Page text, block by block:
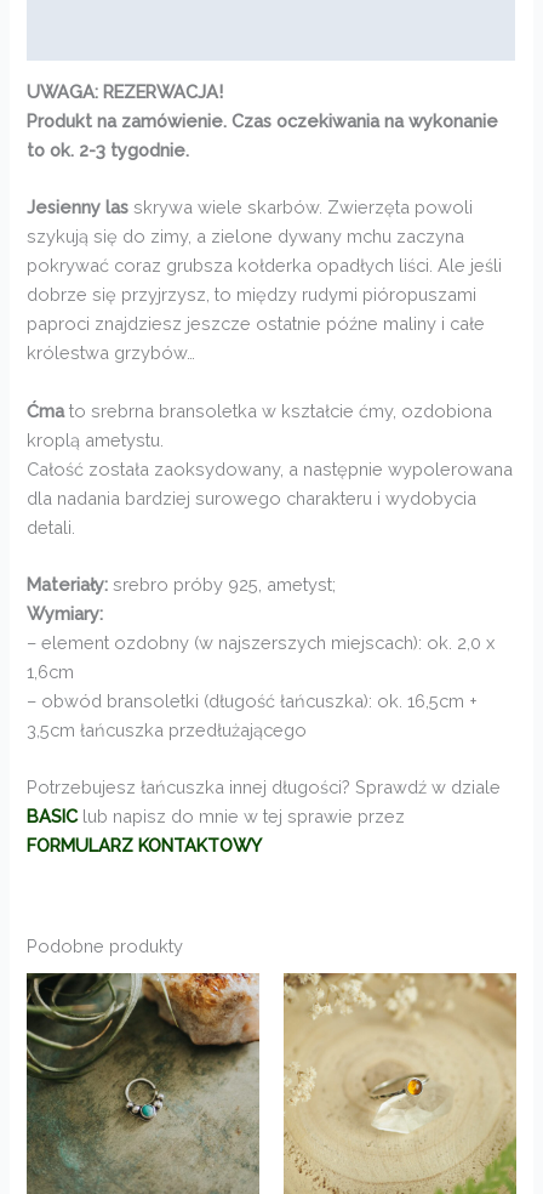
UWAGA: REZERWACJA!
Produkt na zamówienie. Czas oczekiwania na wykonanie
to ok. 2-3 tygodnie.
Jesienny las skrywa wiele skarbów. Zwierzęta powoli
szykują się do zimy, a zielone dywany mchu zaczyna
pokrywać coraz grubsza kołderka opadłych liści. Ale jeśli
dobrze się przyjrzysz, to między rudymi pióropuszami
paproci znajdziesz jeszcze ostatnie późne maliny i całe
królestwa grzybów…
Ćmato srebrna bransoletka w kształcie ćmy, ozdobiona
kroplą ametystu.
Całość została zaoksydowany, a następnie wypolerowana
dla nadania bardziej surowego charakteru i wydobycia
detali.
Materiały: srebro próby 925, ametyst;
Wymiary:
– element ozdobny (w najszerszych miejscach): ok. 2,0 x
1,6cm
– obwód bransoletki (długość łańcuszka): ok. 16,5cm +
3,5cm łańcuszka przedłużającego
Potrzebujesz łańcuszka innej długości? Sprawdź w dziale
BASIClub napisz do mnie w tej sprawie przez
FORMULARZ KONTAKTOWY
Podobne produkty